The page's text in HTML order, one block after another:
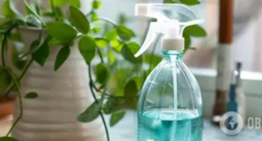
Polityka
Społeczeństwo
Wojna na Ukrainie
Świat